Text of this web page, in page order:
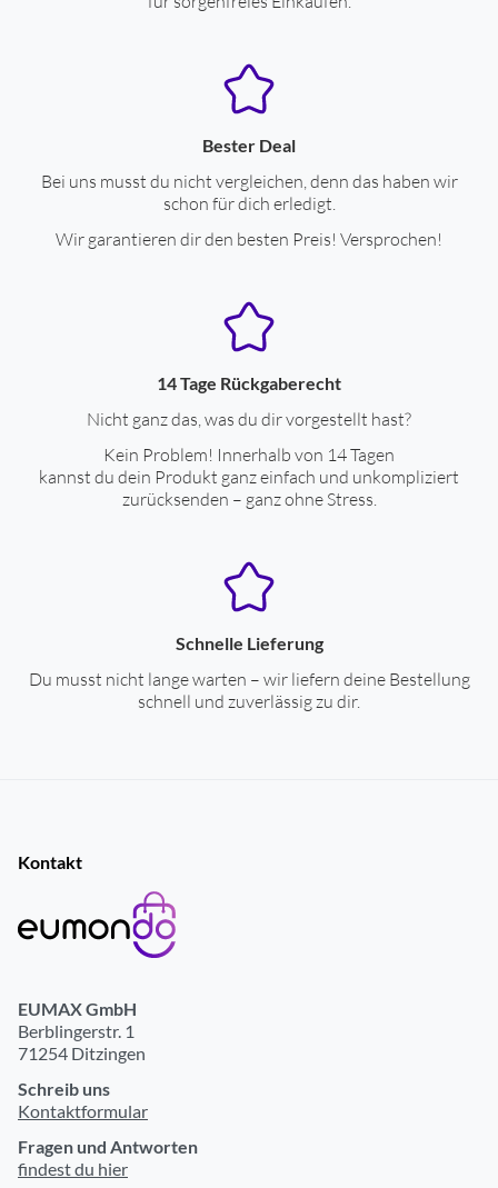
Drahtlose Tonübertragung
Spannungsversorgung durch Akku
ext. Stromversorgung über Datenkabel
ja
Betriebsdauer mit Akkubetrieb (Std.)
30
Ohrankopplung, aufliegend
Bügel faltbar
ja
Farben
Bester Deal
Bei uns musst du nicht vergleichen, denn das haben wir
schon für dich erledigt.
Wir garantieren dir den besten Preis! Versprochen!
14 Tage Rückgaberecht
Nicht ganz das, was du dir vorgestellt hast?
Kein Problem! Innerhalb von 14 Tagen
kannst du dein Produkt ganz einfach und unkompliziert
zurücksenden – ganz ohne Stress.
Schnelle Lieferung
Du musst nicht lange warten – wir liefern deine Bestellung
schnell und zuverlässig zu dir.
Kontakt
EUMAX GmbH
Berblingerstr. 1
71254 Ditzingen
Schreib uns
Kontaktformular
Fragen und Antworten
findest du hier